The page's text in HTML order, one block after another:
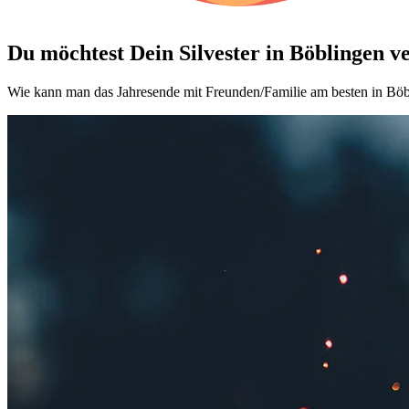
Du möchtest Dein Silvester in Böblingen
Wie kann man das Jahresende mit Freunden/Familie am besten in